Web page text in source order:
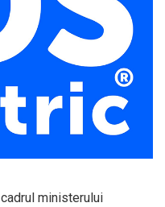
ministerului